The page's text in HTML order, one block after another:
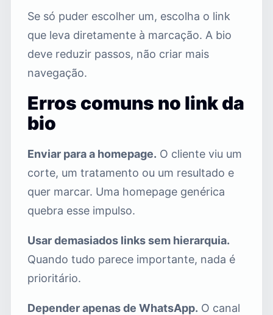
Se só puder escolher um, escolha o link
que leva diretamente à marcação. A bio
deve reduzir passos, não criar mais
navegação.
Erros comuns no link da
bio
Enviar para a homepage. O cliente viu um
corte, um tratamento ou um resultado e
quer marcar. Uma homepage genérica
quebra esse impulso.
Usar demasiados links sem hierarquia.
Quando tudo parece importante, nada é
prioritário.
Depender apenas de WhatsApp. O canal